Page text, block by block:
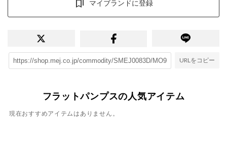
マイブランドに登録
URLをコピー
フラットパンプスの人気アイテム
現在おすすめアイテムはありません。